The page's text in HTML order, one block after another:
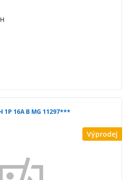
Výprodej
1P 16A B MG 11297***